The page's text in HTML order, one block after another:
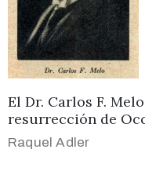
El Dr. Carlos F.
resurrección de
Raquel Adler